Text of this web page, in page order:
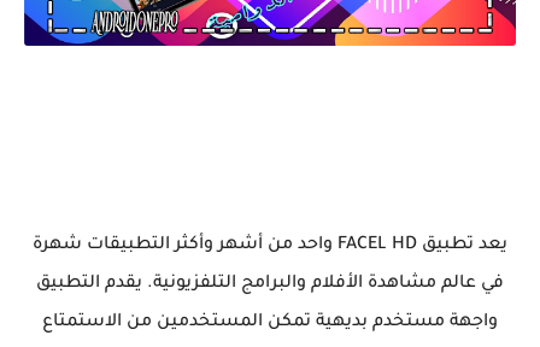
يعد تطبيق FACEL HD واحد من أشهر وأكثر التطبيقات شهرة
في عالم مشاهدة الأفلام والبرامج التلفزيونية. يقدم التطبيق
واجهة مستخدم بديهية تمكن المستخدمين من الاستمتاع